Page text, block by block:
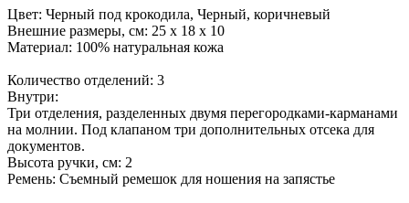
Цвет: Черный под крокодила, Черный, коричневый
Внешние размеры, см: 25 х 18 х 10
Материал: 100% натуральная кожа
Количество отделений: 3
Внутри:
Три отделения, разделенных двумя перегородками-карманами
на молнии. Под клапаном три дополнительных отсека для
документов.
Высота ручки, см: 2
Ремень: Съемный ремешок для ношения на запястье